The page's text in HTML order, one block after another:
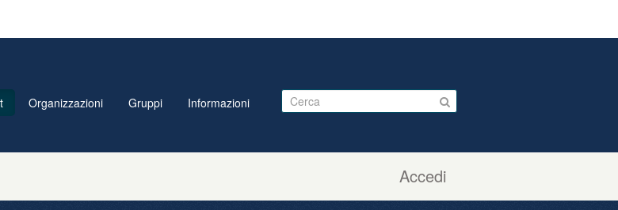
Accedi
Organizzazioni Gruppi Informazioni